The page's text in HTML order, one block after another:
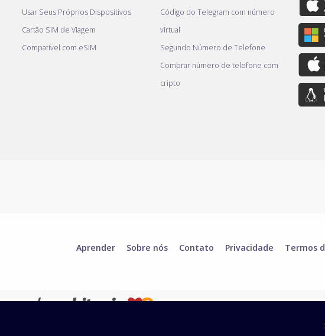
Usar Seus Próprios Dispositivos
Cartão SIM de Viagem
Compatível com eSIM
Código do Telegram com número
virtual
Segundo Número de Telefone
Comprar número de telefone com
cripto
Aprender Sobre nós Contato Privacidade Termos